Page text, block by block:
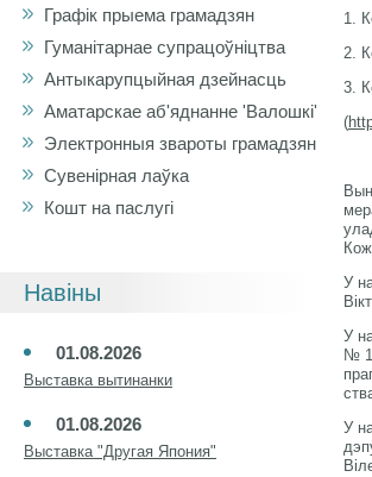
Графік прыема грамадзян
Гуманітарнае супрацоўніцтва
Антыкарупцыйная дзейнасць
Аматарскае аб'яднанне 'Валошкі'
Электронныя звароты грамадзян
Сувенірная лаўка
Кошт на паслугі
Навіны
01.08.2026
Выставка вытинанки
01.08.2026
Выставка "Другая Япония"
1.
2.
3.
(
У
У
№ 1
У